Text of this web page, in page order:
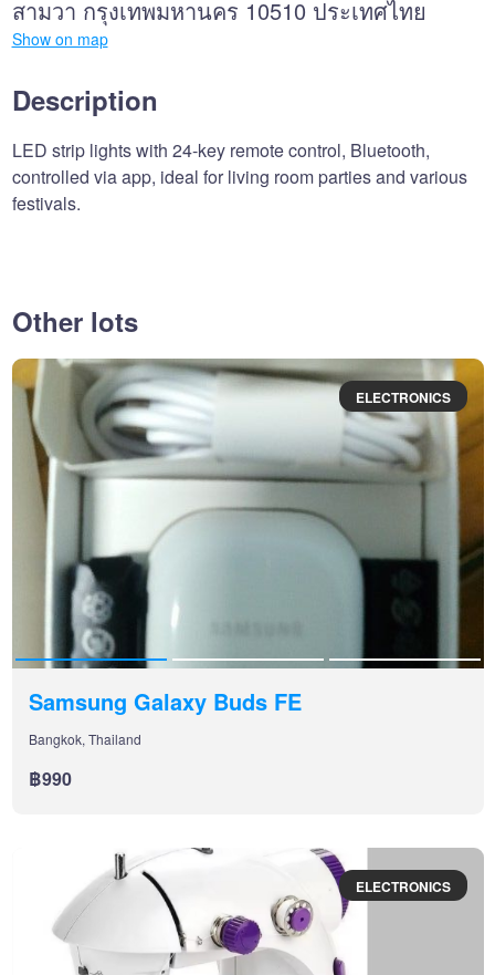
สามวา กรุงเทพมหานคร 10510 ประเทศไทย
Show on map
Description
LED strip lights with 24-key remote control, Bluetooth,
controlled via app, ideal for living room parties and various
festivals.
Other lots
ELECTRONICS
Samsung Galaxy Buds FE
Bangkok, Thailand
฿990
ELECTRONICS